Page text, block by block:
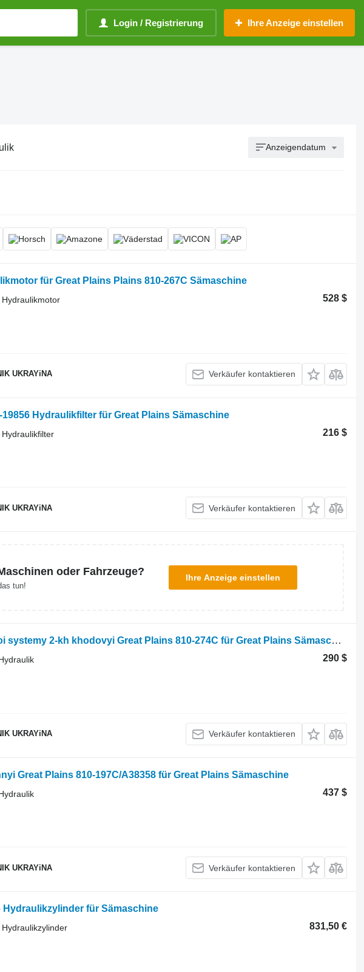
Login / Registrierung Ihre Anzeige einstellen
Anzeigendatum
für Great Plains Plains 810-267C Sämaschine
528 $
UKRAYiNA Verkäufer kontaktieren
19856 Hydraulikfilter für Great Plains Sämaschine
216 $
UKRAYiNA Verkäufer kontaktieren
oder Fahrzeuge?
tun!
Ihre Anzeige einstellen
Kran hidravlichnoi systemy 2-kh khodovyi Great Plains 810-274C für Great Plains Sämaschine
290 $
UKRAYiNA Verkäufer kontaktieren
Great Plains 810-197C/A38358 für Great Plains Sämaschine
437 $
UKRAYiNA Verkäufer kontaktieren
Hydraulikzylinder für Sämaschine
831,50 €